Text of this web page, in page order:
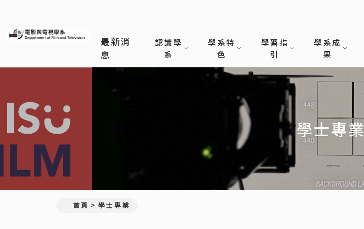
最新消
息
認識學
系
學系特
色
學習指
引
學系成
果
學士專業
首頁 學士專業